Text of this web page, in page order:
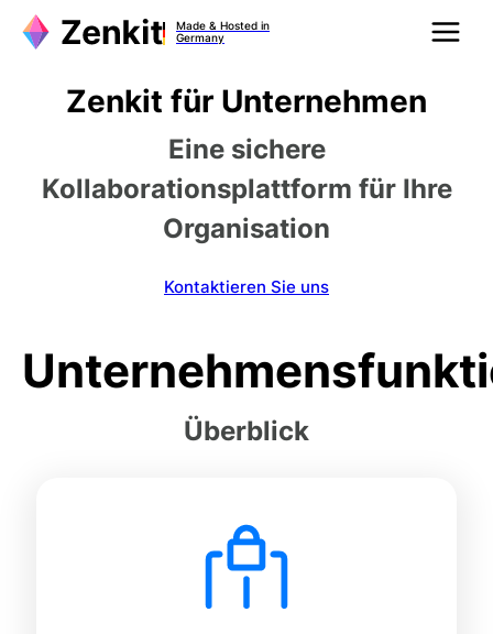
Made & Hosted in
Germany
Zenkit für Unternehmen
Eine sichere
Kollaborationsplattform für Ihre
Organisation
Kontaktieren Sie uns
Überblick